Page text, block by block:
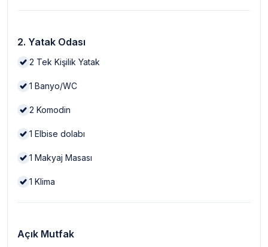
2. Yatak Odası
2 Tek Kişilik Yatak
1 Banyo/WC
2 Komodin
1 Elbise dolabı
1 Makyaj Masası
1 Klima
Açık Mutfak